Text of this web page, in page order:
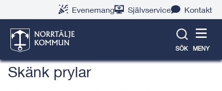
Evenemang Självservice Kontakt
SÖK MENY
Aktivitetsbanken
Skänk prylar